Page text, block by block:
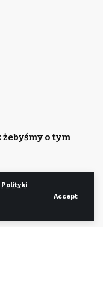
Polityki
Accept
żebyśmy o tym